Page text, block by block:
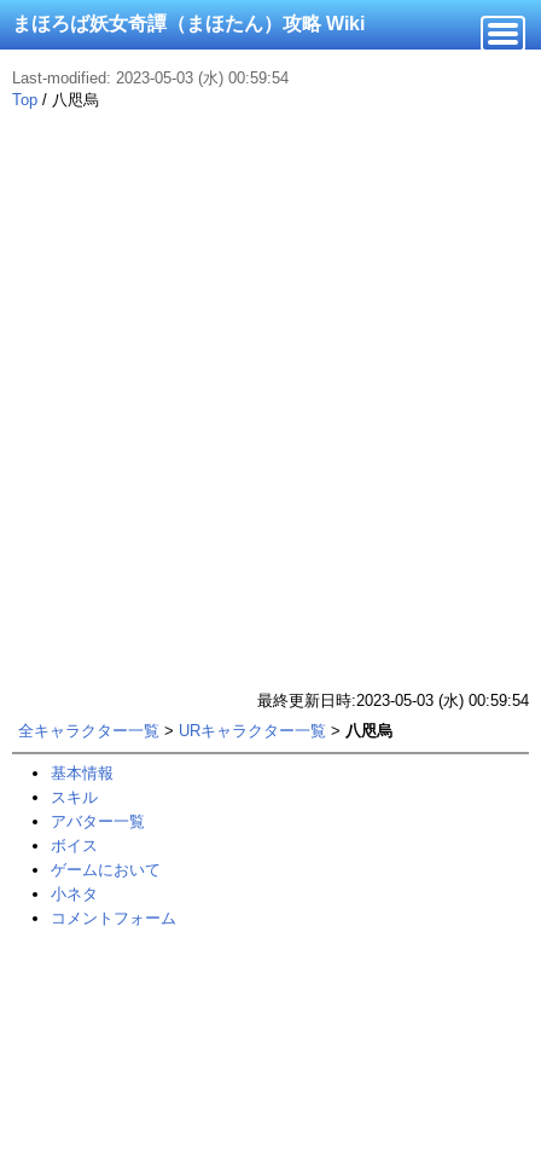
まほろば妖女奇譚（まほたん）攻略 Wiki
Last-modified: 2023-05-03 (水) 00:59:54
Top / 八咫烏
最終更新日時:2023-05-03 (水) 00:59:54
全キャラクター一覧 > URキャラクター一覧 > 八咫烏
基本情報
スキル
アバター一覧
ボイス
ゲームにおいて
小ネタ
コメントフォーム